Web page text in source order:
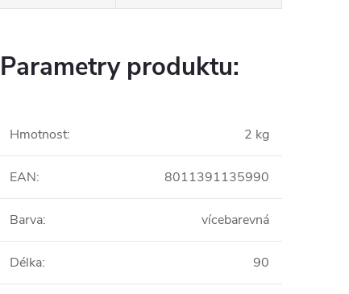
Parametry produktu:
Hmotnost: 2 kg
EAN: 8011391135990
Barva: vícebarevná
Délka: 90